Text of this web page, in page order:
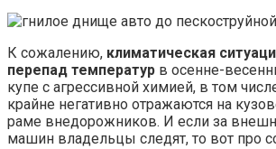
К сожалению, климатическая
перепад температур в осенне-
купе с агрессивной химией, в том
крайне негативно отражаются на
раме внедорожников. И если за
машин владельцы следят, то вот про